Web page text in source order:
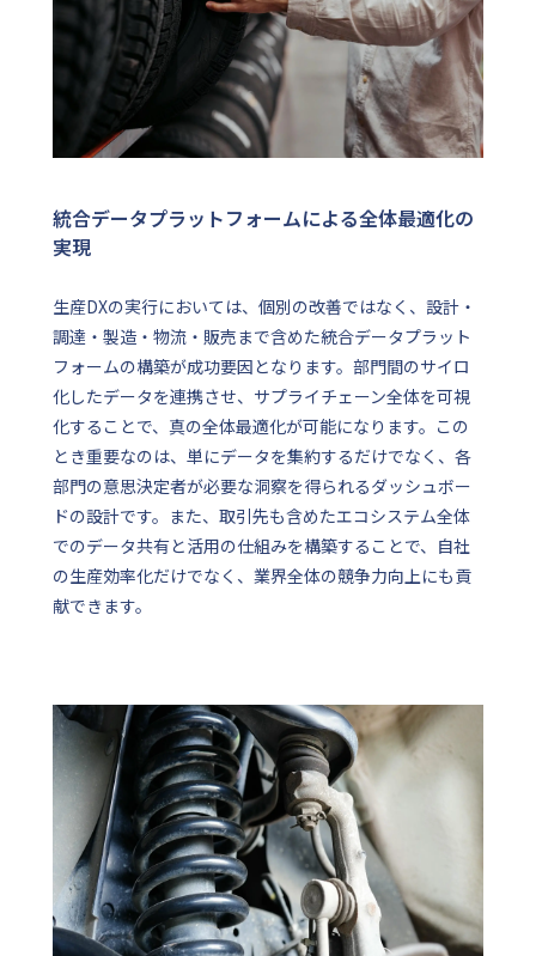
統合データプラットフォームによる全体最適化の
実現
生産DXの実行においては、個別の改善ではなく、設計・
調達・製造・物流・販売まで含めた統合データプラット
フォームの構築が成功要因となります。部門間のサイロ
化したデータを連携させ、サプライチェーン全体を可視
化することで、真の全体最適化が可能になります。この
とき重要なのは、単にデータを集約するだけでなく、各
部門の意思決定者が必要な洞察を得られるダッシュボー
ドの設計です。また、取引先も含めたエコシステム全体
でのデータ共有と活用の仕組みを構築することで、自社
の生産効率化だけでなく、業界全体の競争力向上にも貢
献できます。